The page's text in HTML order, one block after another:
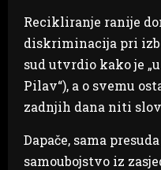
Recikliranje ranije
diskriminacija pri
sud utvrdio kako je
Pilav“), a o svemu
zadnjih dana niti
Dapače, sama
samoubojstvo iz